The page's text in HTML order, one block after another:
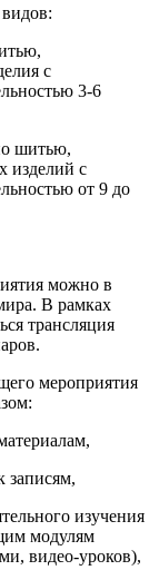
с
3-6
шитью,
изделий с
от 9 до
можно в
В рамках
трансляция
мероприятия
записям,
изучения
модулям
видео-уроков),